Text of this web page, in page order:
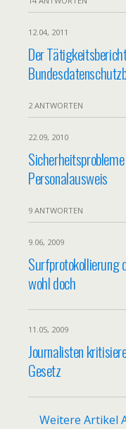
12.04, 2011
Der
2 ANTWORTEN
22.09, 2010
Personalausweis
9 ANTWORTEN
9.06, 2009
Surfprotokollierung
wohl doch
11.05, 2009
Journalisten
Gesetz
Weitere Artikel